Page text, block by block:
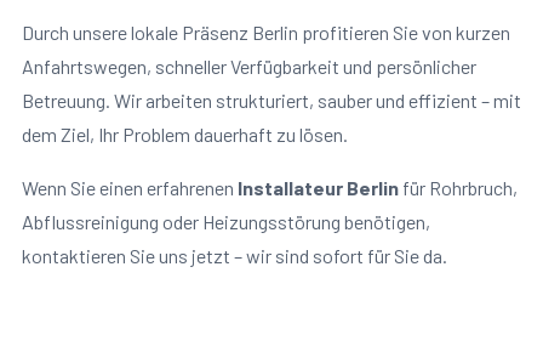
Durch unsere lokale Präsenz Berlin profitieren Sie von kurzen
Anfahrtswegen, schneller Verfügbarkeit und persönlicher
Betreuung. Wir arbeiten strukturiert, sauber und effizient – mit
dem Ziel, Ihr Problem dauerhaft zu lösen.
Wenn Sie einen erfahrenen Installateur Berlinfür Rohrbruch,
Abflussreinigung oder Heizungsstörung benötigen,
kontaktieren Sie uns jetzt – wir sind sofort für Sie da.